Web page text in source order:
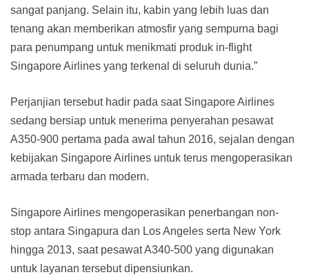
sangat panjang. Selain itu, kabin yang lebih luas dan
tenang akan memberikan atmosfir yang sempurna bagi
para penumpang untuk menikmati produk in-flight
Singapore Airlines yang terkenal di seluruh dunia.”
Perjanjian tersebut hadir pada saat Singapore Airlines
sedang bersiap untuk menerima penyerahan pesawat
A350-900 pertama pada awal tahun 2016, sejalan dengan
kebijakan Singapore Airlines untuk terus mengoperasikan
armada terbaru dan modern.
Singapore Airlines mengoperasikan penerbangan non-
stop antara Singapura dan Los Angeles serta New York
hingga 2013, saat pesawat A340-500 yang digunakan
untuk layanan tersebut dipensiunkan.